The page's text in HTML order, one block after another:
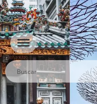
Ir
al
contenido